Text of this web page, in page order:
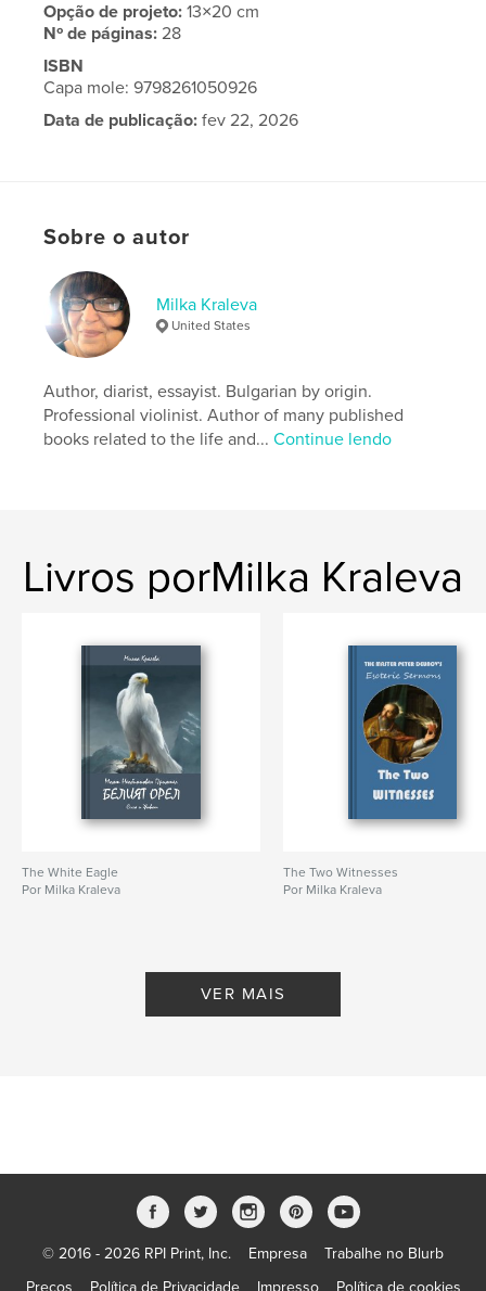
Opção de projeto:13×20 cm
Nº de páginas:28
ISBN
Capa mole: 9798261050926
Data de publicação: fev 22, 2026
Sobre o autor
Milka Kraleva
United States
Author, diarist, essayist. Bulgarian by origin.
Professional violinist. Author of many published
books related to the life and...Continue lendo
Livros porMilka Kraleva
The White Eagle
Por Milka Kraleva
The Two Witnesses
Por Milka Kraleva
VER MAIS
© 2016 - 2026 RPI Print, Inc. Empresa
Trabalhe no Blurb
Preços
Política de Privacidade Impresso Política de cookies